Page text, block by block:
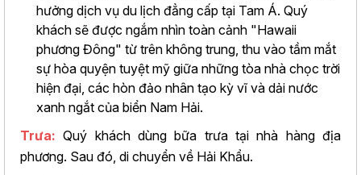
hưởng dịch vụ du lịch đẳng cấp tại Tam Á. Quý
khách sẽ được ngắm nhìn toàn cảnh "Hawaii
phương Đông" từ trên không trung, thu vào tầm mắt
sự hòa quyện tuyệt mỹ giữa những tòa nhà chọc trời
hiện đại, các hòn đảo nhân tạo kỳ vĩ và dải nước
xanh ngắt của biển Nam Hải.
Trưa: Quý khách dùng bữa trưa tại nhà hàng địa
phương. Sau đó, di chuyển về Hải Khẩu.